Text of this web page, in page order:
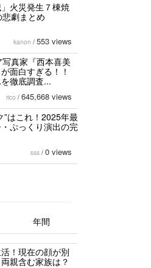
火災発生７棟焼
劇まとめ
kanon / 553 views
真家『西本喜美
面白すぎる！！
徹底調査...
rico / 645,668 views
”はこれ！2025年最
ぷっくり演出の完
sss / 0 views
年間
！現在の顔が別
親含む家族は？